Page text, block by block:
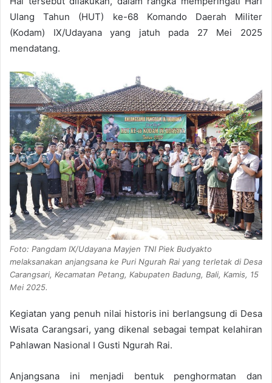
Ulang Tahun (HUT) ke-68 Komando Daerah Militer
(Kodam) IX/Udayana yang jatuh pada 27 Mei 2025
mendatang.
Foto: Pangdam IX/Udayana Mayjen TNI Piek Budyakto
melaksanakan anjangsana ke Puri Ngurah Rai yang terletak di Desa
Carangsari, Kecamatan Petang, Kabupaten Badung, Bali, Kamis, 15
Mei 2025.
Kegiatan yang penuh nilai historis ini berlangsung di Desa
Wisata Carangsari, yang dikenal sebagai tempat kelahiran
Pahlawan Nasional I Gusti Ngurah Rai.
Anjangsana ini menjadi bentuk penghormatan dan